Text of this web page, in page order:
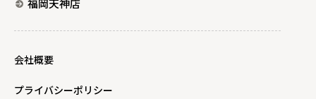
福岡天神店
会社概要
プライバシーポリシー